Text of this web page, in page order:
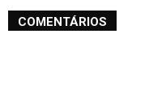
COMENTÁRIOS